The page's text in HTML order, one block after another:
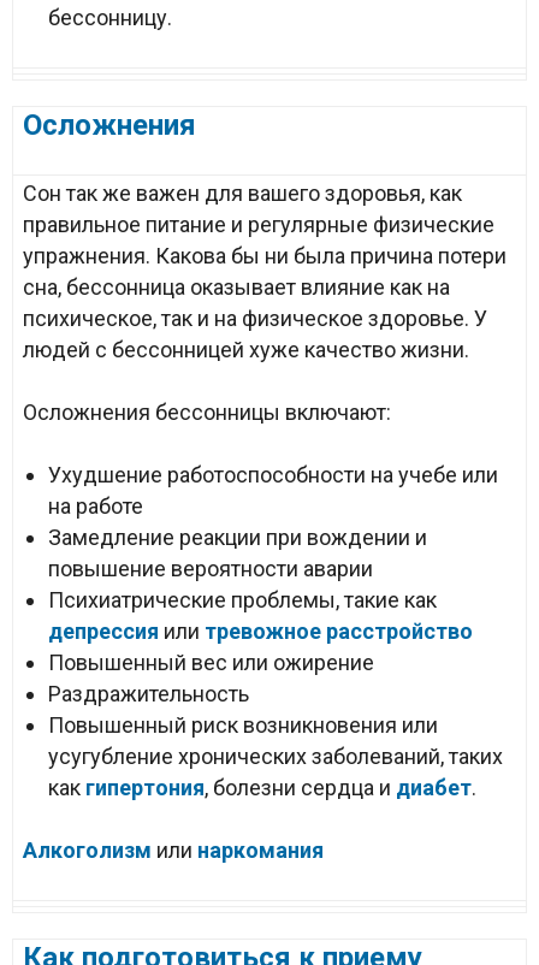
бессонницу.
Осложнения
Сон так же важен для вашего здоровья, как
правильное питание и регулярные физические
упражнения. Какова бы ни была причина потери
сна, бессонница оказывает влияние как на
психическое, так и на физическое здоровье. У
людей с бессонницей хуже качество жизни.
Осложнения бессонницы включают:
Ухудшение работоспособности на учебе или
на работе
Замедление реакции при вождении и
повышение вероятности аварии
Психиатрические проблемы, такие как
депрессия или тревожное расстройство
Повышенный вес или ожирение
Раздражительность
Повышенный риск возникновения или
усугубление хронических заболеваний, таких
как гипертония, болезни сердца и диабет.
Алкоголизм или наркомания
Как подготовиться к приему